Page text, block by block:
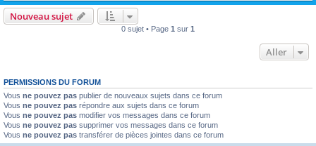
Nouveau sujet
0 sujet • Page 1 sur 1
Aller
PERMISSIONS DU FORUM
Vous ne pouvez pas publier de nouveaux sujets dans ce forum
Vous ne pouvez pas répondre aux sujets dans ce forum
Vous ne pouvez pas modifier vos messages dans ce forum
Vous ne pouvez pas supprimer vos messages dans ce forum
Vous ne pouvez pas transférer de pièces jointes dans ce forum